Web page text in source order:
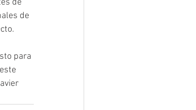
de
para